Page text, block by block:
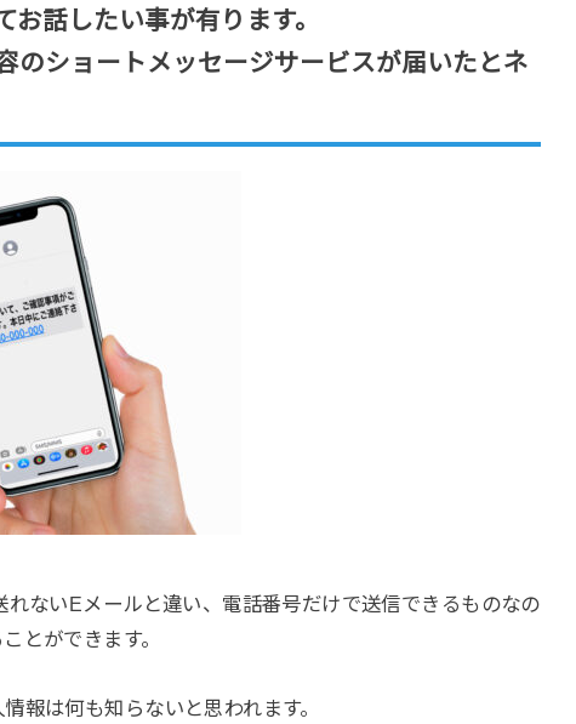
話したい事が有ります。
のショートメッセージサービスが届いたとネ
ないEメールと違い、電話番号だけで送信できるものなの
とができます。
報は何も知らないと思われます。